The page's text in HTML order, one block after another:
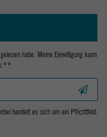
habe. Meine Einwilligung kann
handelt es sich um ein Pflichtfeld.